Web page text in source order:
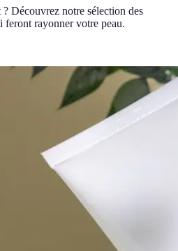
Découvrez notre sélection des
feront rayonner votre peau.